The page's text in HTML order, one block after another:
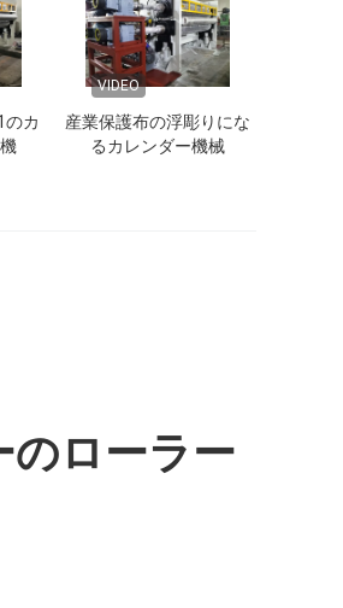
のカ
VIDEO
産業保護布の浮彫りにな
るカレンダー機械
のローラー